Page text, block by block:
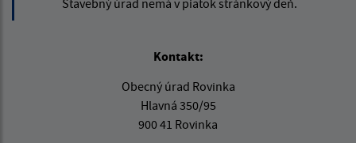
Stavebný úrad nemá v piatok stránkový deň.
Kontakt:
Obecný úrad Rovinka
Hlavná 350/95
900 41 Rovinka